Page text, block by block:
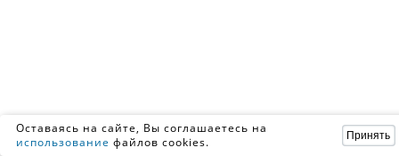
Оставаясь на сайте, Вы соглашаетесь на
использование файлов cookies. Принять